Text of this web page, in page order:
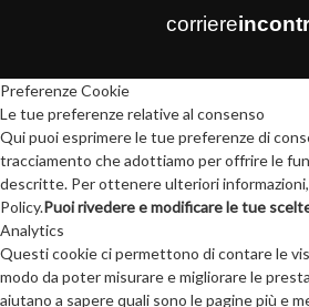
corriere
Preferenze Cookie
Le tue preferenze relative al consenso
Qui puoi esprimere le tue preferenze di
tracciamento che adottiamo per offrire le
descritte. Per ottenere ulteriori
Policy.Puoi rivedere e modificare le tue
Analytics
Questi cookie ci permettono di contare le
modo da poter misurare e migliorare le
aiutano a sapere quali sono le pagine più e